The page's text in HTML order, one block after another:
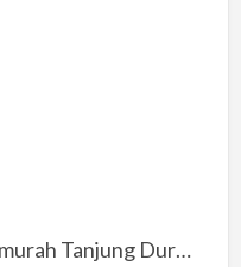
Kos wanita murah Tanjung Duren Jakarta Barat